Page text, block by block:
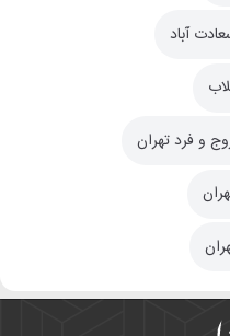
آباد
و فرد تهران